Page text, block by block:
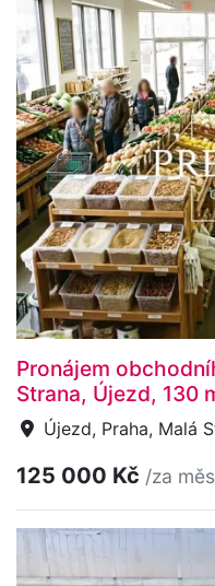
Pronájem
Strana, Újezd, 130
Újezd, Praha, Malá
125 000 Kč /za